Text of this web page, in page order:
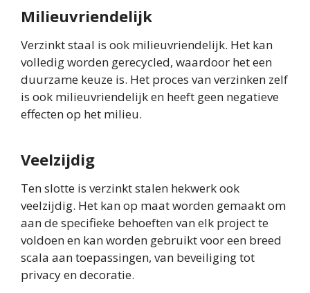
Milieuvriendelijk
Verzinkt staal is ook milieuvriendelijk. Het kan
volledig worden gerecycled, waardoor het een
duurzame keuze is. Het proces van verzinken zelf
is ook milieuvriendelijk en heeft geen negatieve
effecten op het milieu.
Veelzijdig
Ten slotte is verzinkt stalen hekwerk ook
veelzijdig. Het kan op maat worden gemaakt om
aan de specifieke behoeften van elk project te
voldoen en kan worden gebruikt voor een breed
scala aan toepassingen, van beveiliging tot
privacy en decoratie.